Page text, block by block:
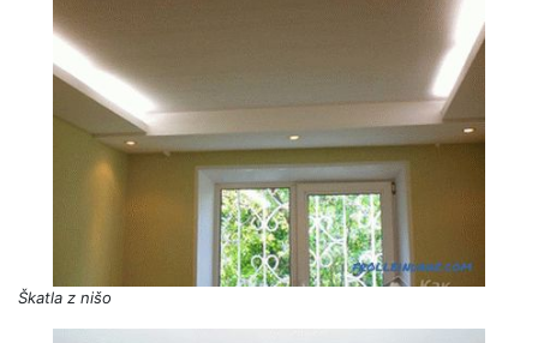
Škatla z nišo